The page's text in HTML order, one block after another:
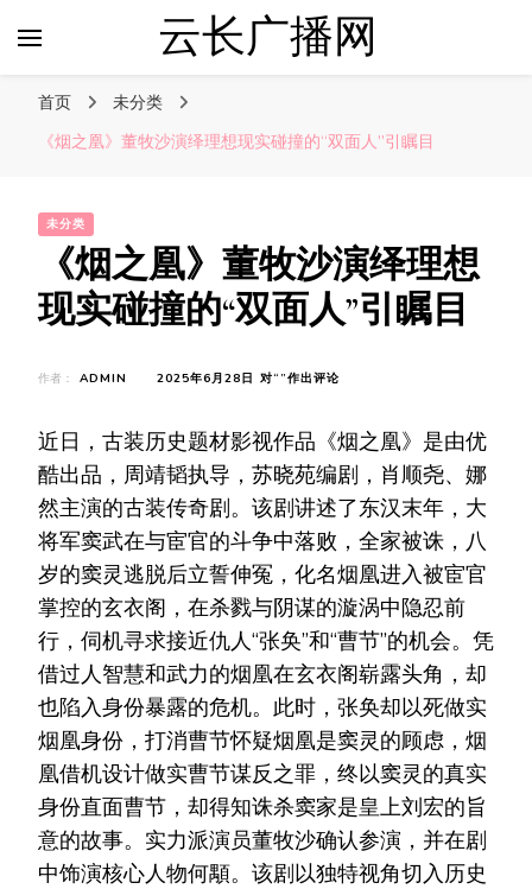
云长广播网
首页
未分类
《烟之凰》董牧沙演绎理想现实碰撞的“双面人”引瞩目
未分类
《烟之凰》董牧沙演绎理想
现实碰撞的“双面人”引瞩目
作者： ADMIN 2025年6月28日 对“ 《烟
董
牧
沙
演
绎
理
实
碰
撞
的
“双
面
人”
引
瞩
目
”作出评论
近日，古装历史题材影视作品《烟之凰》是由优
酷出品，周靖韬执导，苏晓苑编剧，肖顺尧、娜
然主演的古装传奇剧。该剧讲述了东汉末年，大
将军窦武在与宦官的斗争中落败，全家被诛，八
岁的窦灵逃脱后立誓伸冤，化名烟凰进入被宦官
掌控的玄衣阁，在杀戮与阴谋的漩涡中隐忍前
行，伺机寻求接近仇人“张奂”和“曹节”的机会。凭
借过人智慧和武力的烟凰在玄衣阁崭露头角，却
也陷入身份暴露的危机。此时，张奂却以死做实
烟凰身份，打消曹节怀疑烟凰是窦灵的顾虑，烟
凰借机设计做实曹节谋反之罪，终以窦灵的真实
身份直面曹节，却得知诛杀窦家是皇上刘宏的旨
意的故事。实力派演员董牧沙确认参演，并在剧
中饰演核心人物何顒。该剧以独特视角切入历史